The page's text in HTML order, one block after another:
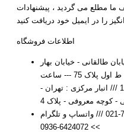
ما مطلع می گردید ، پیشنهادات
اطلاعات فروشگاه
طالقانی - خیابان بهار
شمالی - کانون تاسیساتی بهار امین ط اول پلاک 75 --- ساعت
کاری : 10 تا 18 - پنج شنبه تا ساعت 14 /// انبار مرکزی : تهران -
- کوچه معروفی - پلاک 4
77544825-021 /// واتساپ و تلگرام
>> 6424072-0936